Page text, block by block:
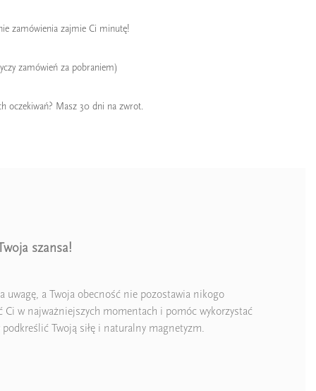
zamówienia zajmie Ci minutę!
zamówień za pobraniem)
oczekiwań? Masz 30 dni na zwrot.
szansa!
uwagę, a Twoja obecność nie pozostawia nikogo
Ci w najważniejszych momentach i pomóc wykorzystać
Twoją siłę i naturalny magnetyzm.